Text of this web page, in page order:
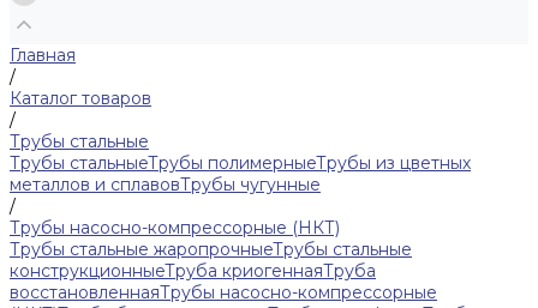
Главная
/
Каталог товаров
/
Трубы стальные
Трубы стальныеТрубы полимерныеТрубы из цветных
металлов и сплавовТрубы чугунные
/
Трубы насосно-компрессорные (НКТ)
Трубы стальные жаропрочныеТрубы стальные
конструкционныеТруба криогеннаяТруба
восстановленнаяТрубы насосно-компрессорные